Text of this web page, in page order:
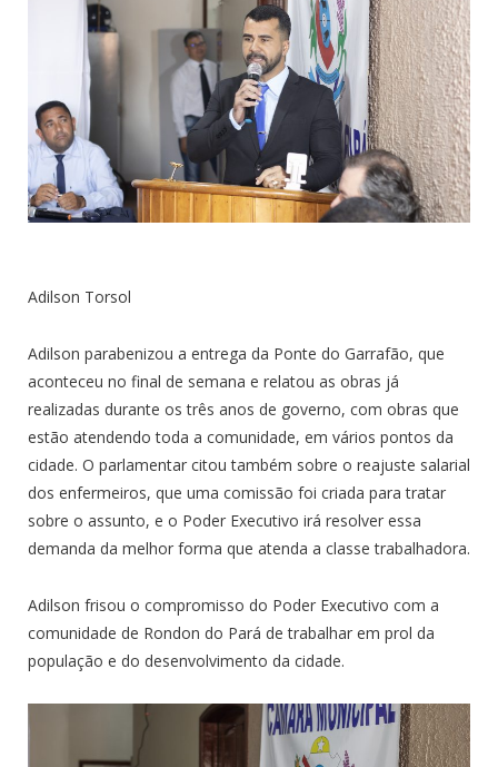
Adilson Torsol
Adilson parabenizou a entrega da Ponte do Garrafão, que
aconteceu no final de semana e relatou as obras já
realizadas durante os três anos de governo, com obras que
estão atendendo toda a comunidade, em vários pontos da
cidade. O parlamentar citou também sobre o reajuste salarial
dos enfermeiros, que uma comissão foi criada para tratar
sobre o assunto, e o Poder Executivo irá resolver essa
demanda da melhor forma que atenda a classe trabalhadora.
Adilson frisou o compromisso do Poder Executivo com a
comunidade de Rondon do Pará de trabalhar em prol da
população e do desenvolvimento da cidade.